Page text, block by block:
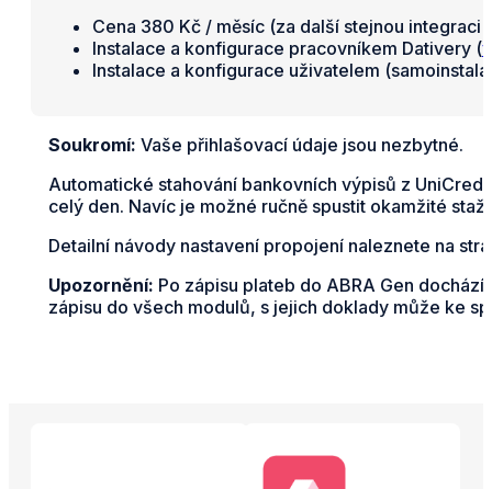
Cena 380 Kč / měsíc (za další stejnou integraci
Instalace a konfigurace pracovníkem Dativery (
Instalace a konfigurace uživatelem
Soukromí: Vaše přihlašovací údaje jsou nezbytné.
Automatické stahování bankovních výpisů z
celý den. Navíc je možné ručně spustit okamžité
Detailní návody nastavení propojení naleznete na
Upozornění: Po zápisu plateb do ABRA Gen
zápisu do všech modulů, s jejich doklady může ke
Propojené aplikace a služby